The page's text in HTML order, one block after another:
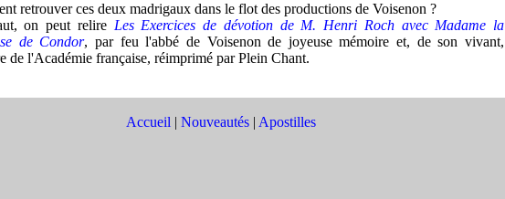
retrouver ces deux madrigaux dans le flot des productions de Voisenon ?
on peut relire Les Exercices de dévotion de M. Henri Roch avec Madame la
de Condor, par feu l'abbé de Voisenon de joyeuse mémoire et, de son vivant,
de l'Académie française, réimprimé par Plein Chant.
Accueil | Nouveautés | Apostilles